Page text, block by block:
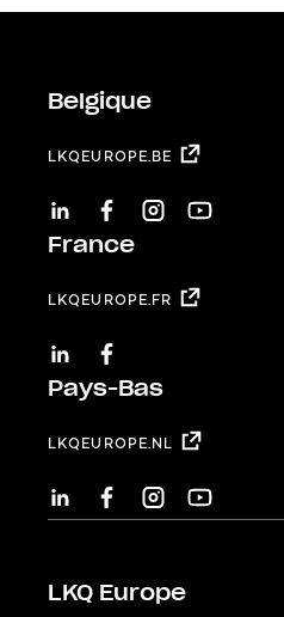
Belgique
LKQEUROPE.BE
LINKEDINFACEBOOKINSTAGRAM
YOUTUBE
France
LKQEUROPE.FR
LINKEDINFACEBOOK
Pays-Bas
LKQEUROPE.NL
LINKEDINFACEBOOKINSTAGRAM
YOUTUBE
LKQ Europe